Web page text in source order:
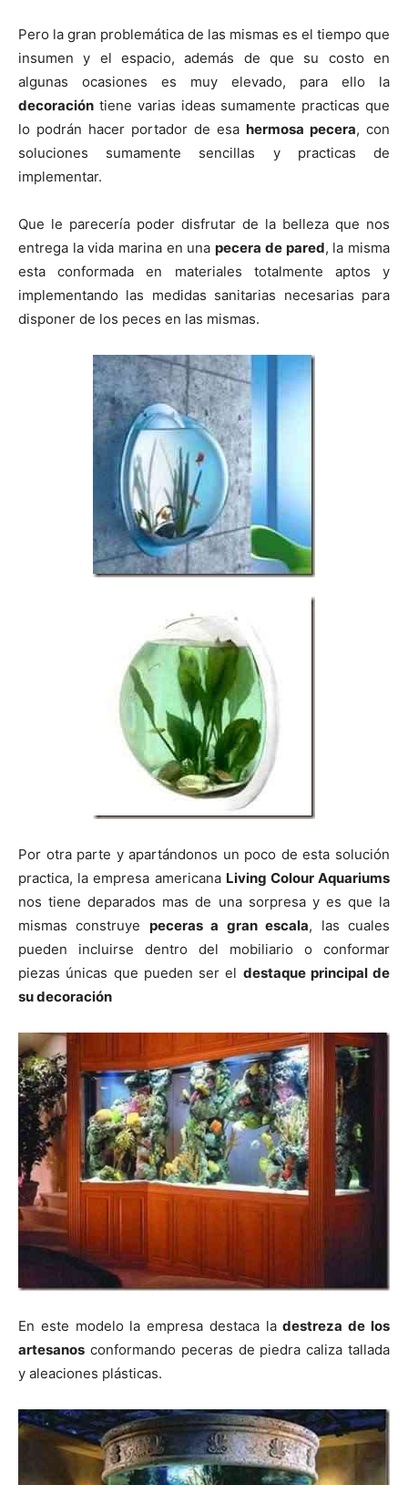
Pero la gran problemática de las mismas es el tiempo que
insumen y el espacio, además de que su costo en
algunas ocasiones es muy elevado, para ello la
decoración tiene varias ideas sumamente practicas que
lo podrán hacer portador de esa hermosa pecera, con
soluciones sumamente sencillas y practicas de
implementar.
Que le parecería poder disfrutar de la belleza que nos
entrega la vida marina en unapecera de pared, la misma
esta conformada en materiales totalmente aptos y
implementando las medidas sanitarias necesarias para
disponer de los peces en las mismas.
Por otra parte y apartándonos un poco de esta solución
practica, la empresa americana Living Colour Aquariums
nos tiene deparados mas de una sorpresa y es que la
mismas construye peceras a gran escala, las cuales
pueden incluirse dentro del mobiliario o conformar
piezas únicas que pueden ser el destaque principal de
su decoración
En este modelo la empresa destaca ladestreza de los
artesanos conformando peceras de piedra caliza tallada
y aleaciones plásticas.